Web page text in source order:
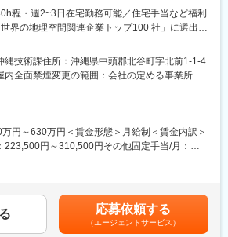
当社は、建物の企画提案、基本計画、実施計
までトータルでサポートできる総合力の高さを
・地方自治体から民間の法人様と幅広くお取
を受注できています。
スのない会社づくり」を目指しており、残業
出勤なし、育休・産休・介護休暇なども充実。
底しており、一人に仕事が偏らないように業
毎年新卒入社も多い為、若手社員が多く活躍し
しており、案件増加に伴い社員数も順調に拡大
程・週2~3日在宅勤務可能／住宅手当など福利
界の地理空間関連企業トップ100 社」に選出／
ンサルタント事業部 文化財技術部にて文化財の
ィング業務をお任せ致します。
化
計画、設計
量・計測、城郭石垣調査、保存活用計画、設計
蔵文化財調査、測量・計測、文化財活用事業等
縄技術課住所：沖縄県中頭郡北谷町字北前1-1-4
内全面禁煙変更の範囲：会社の定める事業所
円～630万円＜賃金形態＞月給制＜賃金内訳＞
223,500円～310,500円その他固定手当/月：
年1回（人事評価による）■賞与：年2回（業績に
）賃金はあくまでも目安の金額であり、選考を
能性があります。月給(月額)は固定手当を含めた
応募依頼する
（エージェントサービス）